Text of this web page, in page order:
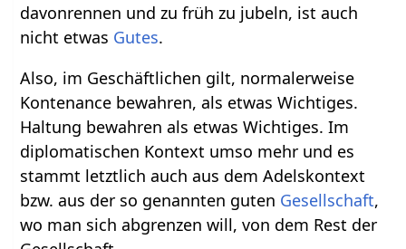
davonrennen und zu früh zu jubeln, ist auch
nicht etwas Gutes.
Also, im Geschäftlichen gilt, normalerweise
Kontenance bewahren, als etwas Wichtiges.
Haltung bewahren als etwas Wichtiges. Im
diplomatischen Kontext umso mehr und es
stammt letztlich auch aus dem Adelskontext
bzw. aus der so genannten guten Gesellschaft,
wo man sich abgrenzen will, von dem Rest der